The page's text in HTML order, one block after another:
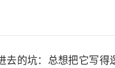
的坑：总想把它写得